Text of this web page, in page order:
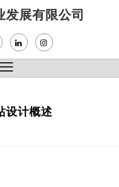
发展有限公司
设计概述